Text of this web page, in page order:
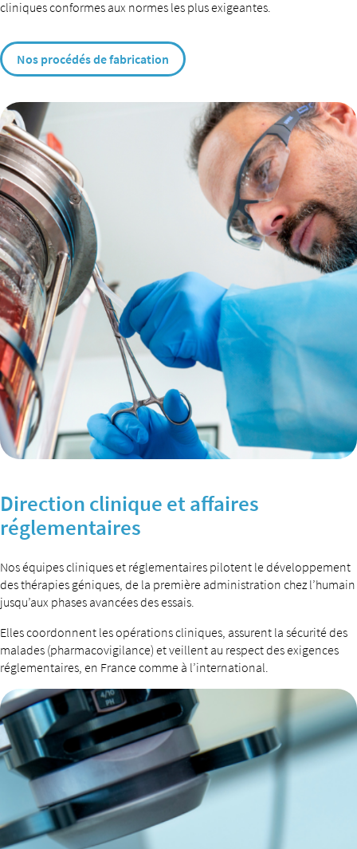
cliniques conformes aux normes les plus exigeantes.
Nos procédés de fabrication
Direction clinique et affaires
réglementaires
Nos équipes cliniques et réglementaires pilotent le développement
des thérapies géniques, de la première administration chez l’humain
jusqu’aux phases avancées des essais.
Elles coordonnent les opérations cliniques, assurent la sécurité des
malades (pharmacovigilance) et veillent au respect des exigences
réglementaires, en France comme à l’international.